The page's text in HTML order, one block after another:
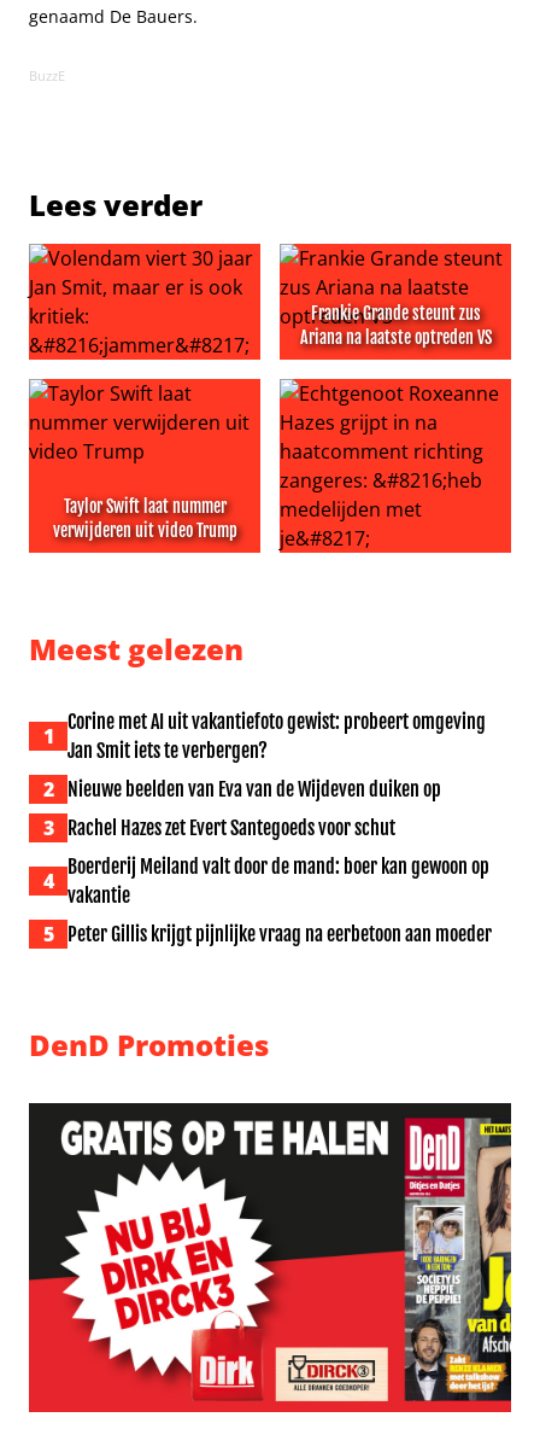
genaamd De Bauers.
BuzzE
Lees verder
Volendam viert 30 jaar Jan Smit, maar er is ook kritiek:
Frankie Grande steunt zus
Ariana na laatste optreden VS
Frankie Grande steunt zus
Taylor Swift laat nummer
verwijderen uit video Trump
Meest gelezen
1
Corine met AI uit vakantiefoto gewist: probeert omgeving
Jan Smit iets te verbergen?
2 Nieuwe beelden van Eva van de Wijdeven duiken op
3 Rachel Hazes zet Evert Santegoeds voor schut
4
Boerderij Meiland valt door de mand: boer kan gewoon op
vakantie
5 Peter Gillis krijgt pijnlijke vraag na eerbetoon aan moeder
DenD Promoties